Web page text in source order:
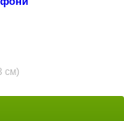
см)